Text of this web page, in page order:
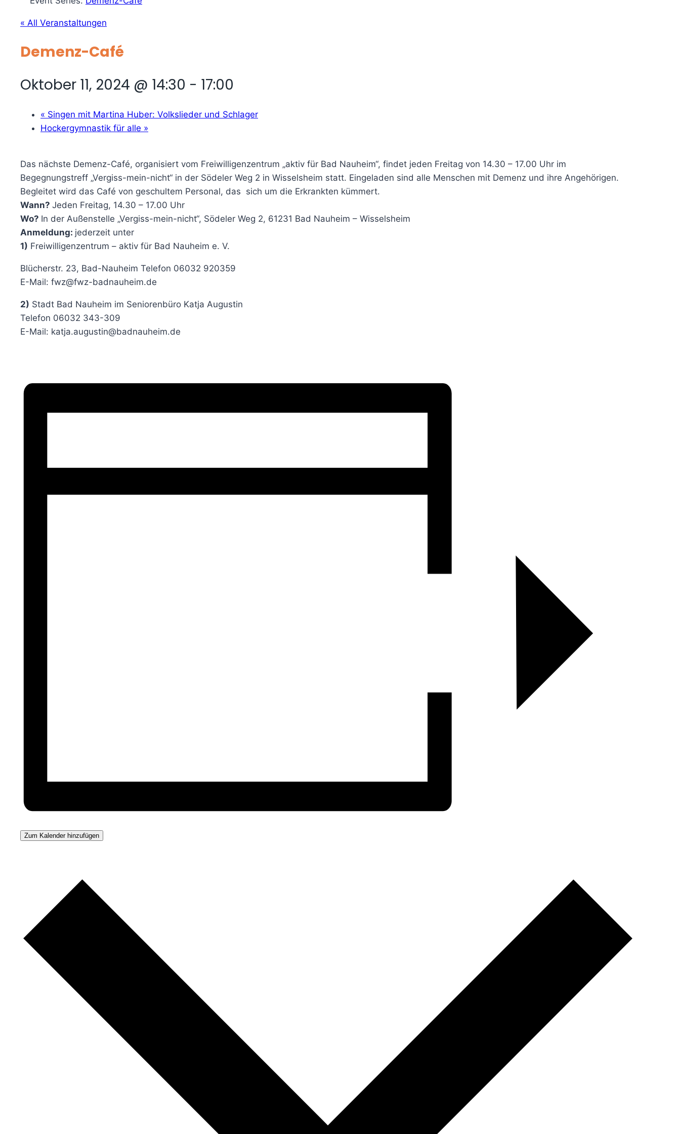
« All Veranstaltungen
Demenz-Café
Oktober 11, 2024 @ 14:30 - 17:00
« Singen mit Martina Huber: Volkslieder und Schlager
Hockergymnastik für alle »
Das nächste Demenz-Café, organisiert vom Freiwilligenzentrum „aktiv für Bad Nauheim“, findet jeden Freitag von 14.30 – 17.00 Uhr im
Begegnungstreff „Vergiss-mein-nicht“ in der Södeler Weg 2 in Wisselsheim statt. Eingeladen sind alle Menschen mit Demenz und ihre Angehörigen.
Begleitet wird das Café von geschultem Personal, das sich um die Erkrankten kümmert.
Wann? Jeden Freitag, 14.30 – 17.00 Uhr
Wo? In der Außenstelle „Vergiss-mein-nicht“, Södeler Weg 2, 61231 Bad Nauheim – Wisselsheim
Anmeldung: jederzeit unter
1) Freiwilligenzentrum – aktiv für Bad Nauheim e. V.
Blücherstr. 23, Bad-Nauheim Telefon 06032 920359
E-Mail: fwz@fwz-badnauheim.de
2) Stadt Bad Nauheim im Seniorenbüro Katja Augustin
Telefon 06032 343-309
E-Mail: katja.augustin@badnauheim.de
Zum Kalender hinzufügen